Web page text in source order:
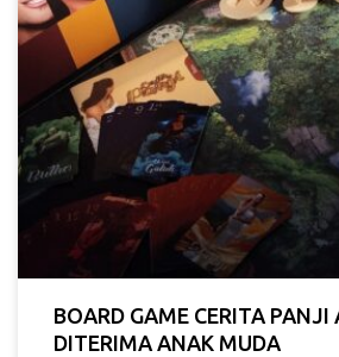
BOARD GAME CERITA PANJI
DITERIMA ANAK MUDA